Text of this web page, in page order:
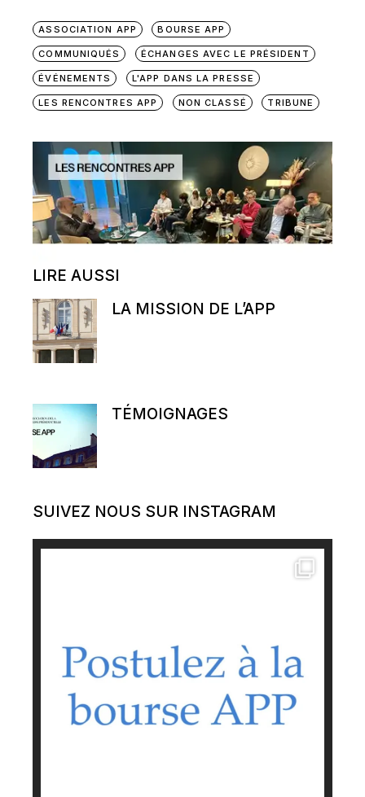
ASSOCIATION APP BOURSE APP
COMMUNIQUÉS ÉCHANGES AVEC LE PRÉSIDENT
ÉVÉNEMENTS L'APP DANS LA PRESSE
LES RENCONTRES APP NON CLASSÉ TRIBUNE
LIRE AUSSI
LA MISSION DE L’APP
TÉMOIGNAGES
SUIVEZ NOUS SUR INSTAGRAM